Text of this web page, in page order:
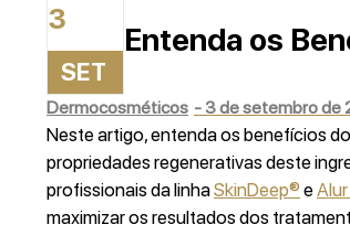
3
SET
Entenda os
Dermocosméticos - 3 de setembro de
Neste artigo, entenda os benefícios
propriedades regenerativas deste
profissionais da linhaSkinDeep® e
maximizar os resultados dos